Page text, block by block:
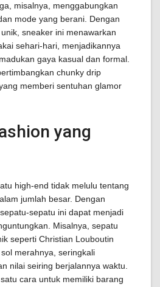
misalnya, menggabungkan
mode yang berani. Dengan
sneaker ini menawarkan
sehari-hari, menjadikannya
gaya kasual dan formal.
chunky drip
memberi sentuhan glamor
yang
high-end tidak melulu tentang
jumlah besar. Dengan
sepatu ini dapat menjadi
Misalnya, sepatu
seperti Christian Louboutin
merahnya, seringkali
nilai seiring berjalannya waktu.
cara untuk memiliki barang